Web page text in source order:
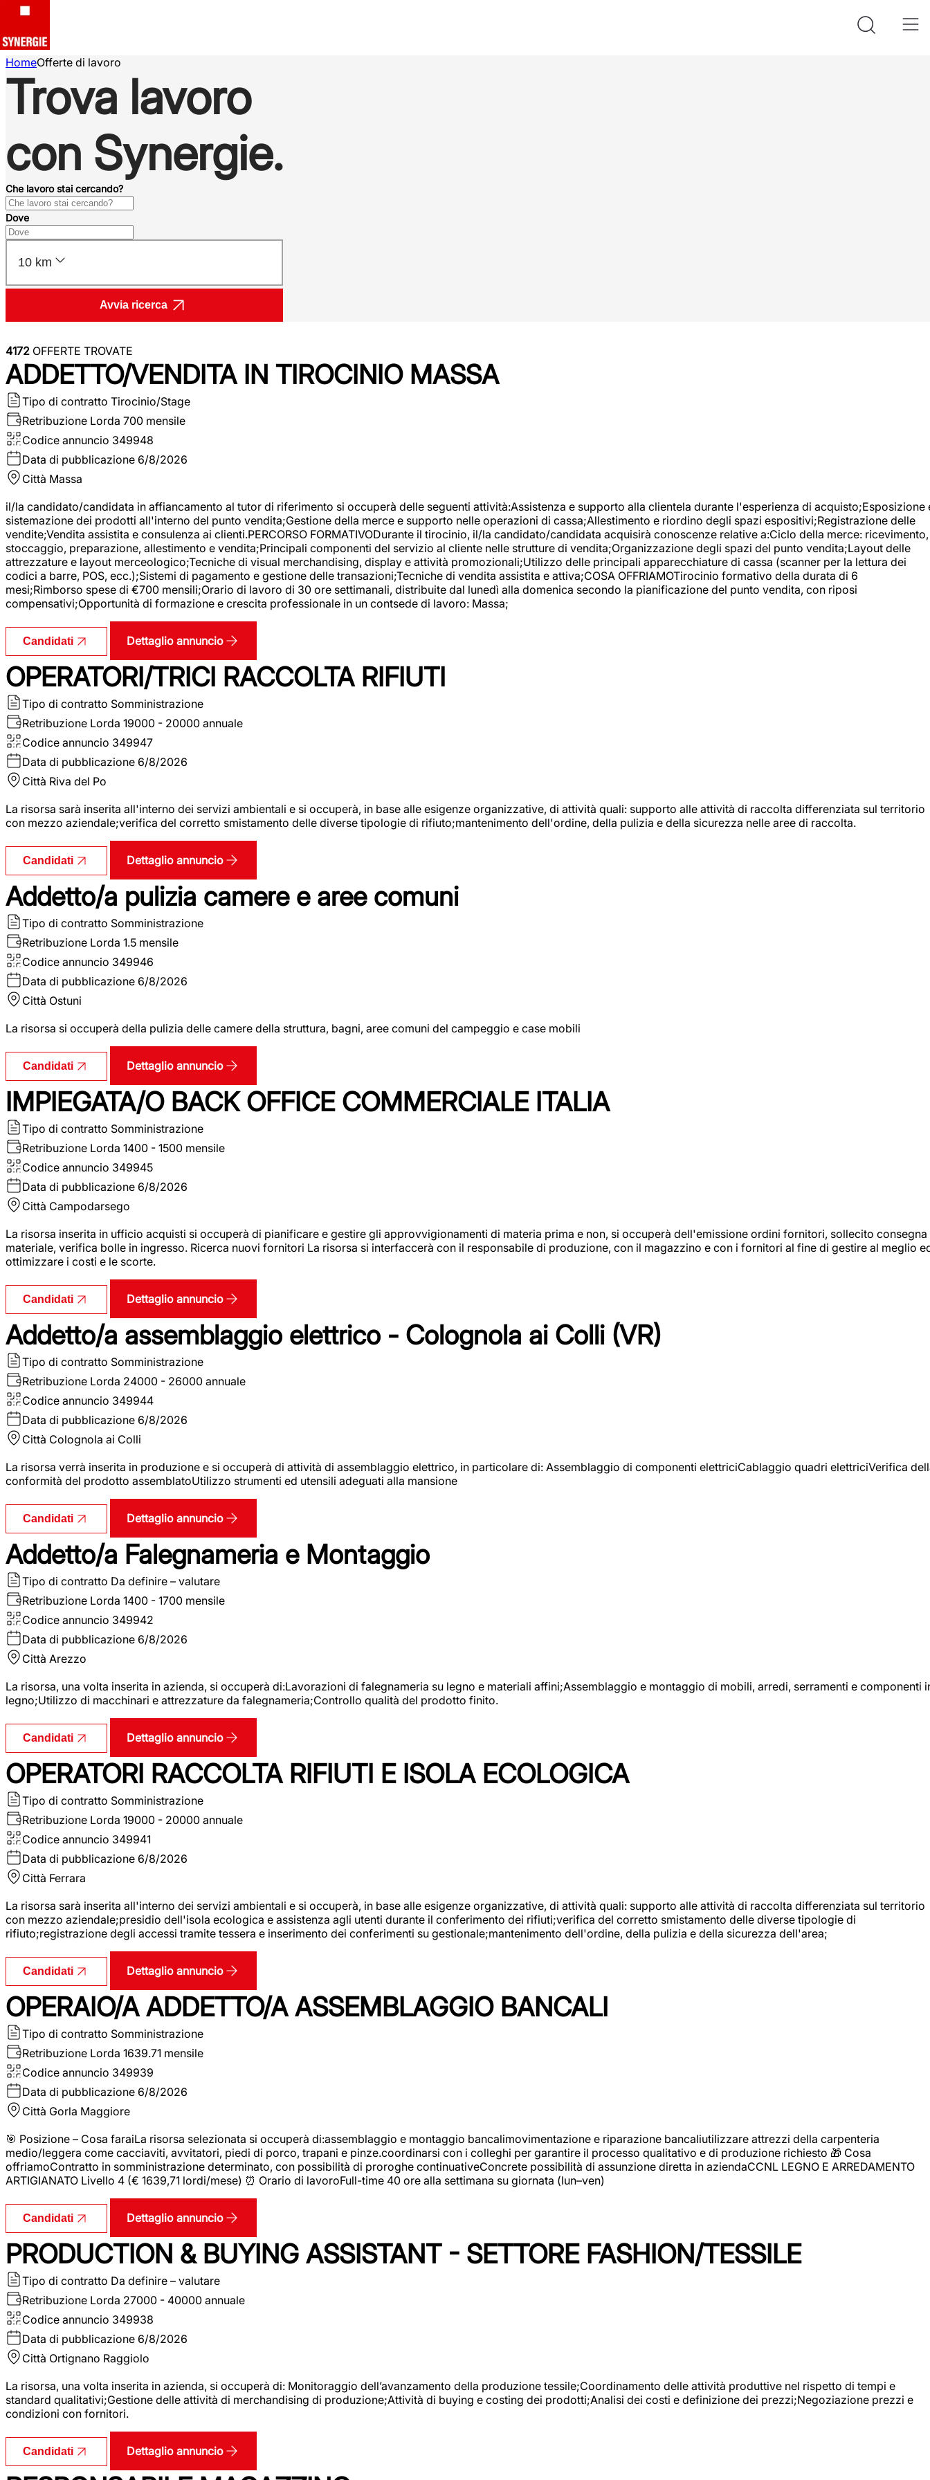
HomeOfferte di lavoro
Trova lavoro
con Synergie.
Che lavoro stai cercando?
Dove
10 km
Avvia ricerca
4172 OFFERTE TROVATE
ADDETTO/VENDITA IN TIROCINIO MASSA
Tipo di contratto Tirocinio/Stage
Retribuzione Lorda 700 mensile
Codice annuncio 349948
Data di pubblicazione 6/8/2026
Città Massa
il/la candidato/candidata in affiancamento al tutor di riferimento si occuperà delle seguenti attività:Assistenza e supporto alla clientela durante l'esperienza di acquisto;Esposizione
sistemazione dei prodotti all'interno del punto vendita;Gestione della merce e supporto nelle operazioni di cassa;Allestimento e riordino degli spazi espositivi;Registrazione delle
vendite;Vendita assistita e consulenza ai clienti.PERCORSO FORMATIVODurante il tirocinio, il/la candidato/candidata acquisirà conoscenze relative a:Ciclo della merce: ricevimento,
stoccaggio, preparazione, allestimento e vendita;Principali componenti del servizio al cliente nelle strutture di vendita;Organizzazione degli spazi del punto vendita;Layout delle
attrezzature e layout merceologico;Tecniche di visual merchandising, display e attività promozionali;Utilizzo delle principali apparecchiature di cassa (scanner per la lettura dei
codici a barre, POS, ecc.);Sistemi di pagamento e gestione delle transazioni;Tecniche di vendita assistita e attiva;COSA OFFRIAMOTirocinio formativo della durata di 6
mesi;Rimborso spese di €700 mensili;Orario di lavoro di 30 ore settimanali, distribuite dal lunedì alla domenica secondo la pianificazione del punto vendita, con riposi
compensativi;Opportunità di formazione e crescita professionale in un contsede di lavoro: Massa;
Candidati Dettaglio annuncio
OPERATORI/TRICI RACCOLTA RIFIUTI
Tipo di contratto Somministrazione
Retribuzione Lorda 19000 - 20000 annuale
Codice annuncio 349947
Data di pubblicazione 6/8/2026
Città Riva del Po
La risorsa sarà inserita all'interno dei servizi ambientali e si occuperà, in base alle esigenze organizzative, di attività quali: supporto alle attività di raccolta differenziata sul territorio
con mezzo aziendale;verifica del corretto smistamento delle diverse tipologie di rifiuto;mantenimento dell'ordine, della pulizia e della sicurezza nelle aree di raccolta.
Candidati Dettaglio annuncio
Addetto/a pulizia camere e aree comuni
Tipo di contratto Somministrazione
Retribuzione Lorda 1.5 mensile
Codice annuncio 349946
Data di pubblicazione 6/8/2026
Città Ostuni
La risorsa si occuperà della pulizia delle camere della struttura, bagni, aree comuni del campeggio e case mobili
Candidati Dettaglio annuncio
IMPIEGATA/O BACK OFFICE COMMERCIALE ITALIA
Tipo di contratto Somministrazione
Retribuzione Lorda 1400 - 1500 mensile
Codice annuncio 349945
Data di pubblicazione 6/8/2026
Città Campodarsego
La risorsa inserita in ufficio acquisti si occuperà di pianificare e gestire gli approvvigionamenti di materia prima e non, si occuperà dell'emissione ordini fornitori, sollecito consegna
materiale, verifica bolle in ingresso. Ricerca nuovi fornitori La risorsa si interfaccerà con il responsabile di produzione, con il magazzino e con i fornitori al fine di gestire al meglio
ottimizzare i costi e le scorte.
Candidati Dettaglio annuncio
Addetto/a assemblaggio elettrico - Colognola ai Colli (VR)
Tipo di contratto Somministrazione
Retribuzione Lorda 24000 - 26000 annuale
Codice annuncio 349944
Data di pubblicazione 6/8/2026
Città Colognola ai Colli
La risorsa verrà inserita in produzione e si occuperà di attività di assemblaggio elettrico, in particolare di: Assemblaggio di componenti elettriciCablaggio quadri elettriciVerifica
conformità del prodotto assemblatoUtilizzo strumenti ed utensili adeguati alla mansione
Candidati Dettaglio annuncio
Addetto/a Falegnameria e Montaggio
Tipo di contratto Da definire – valutare
Retribuzione Lorda 1400 - 1700 mensile
Codice annuncio 349942
Data di pubblicazione 6/8/2026
Città Arezzo
La risorsa, una volta inserita in azienda, si occuperà di:Lavorazioni di falegnameria su legno e materiali affini;Assemblaggio e montaggio di mobili, arredi, serramenti e componenti
legno;Utilizzo di macchinari e attrezzature da falegnameria;Controllo qualità del prodotto finito.
Candidati Dettaglio annuncio
OPERATORI RACCOLTA RIFIUTI E ISOLA ECOLOGICA
Tipo di contratto Somministrazione
Retribuzione Lorda 19000 - 20000 annuale
Codice annuncio 349941
Data di pubblicazione 6/8/2026
Città Ferrara
La risorsa sarà inserita all'interno dei servizi ambientali e si occuperà, in base alle esigenze organizzative, di attività quali: supporto alle attività di raccolta differenziata sul territorio
con mezzo aziendale;presidio dell'isola ecologica e assistenza agli utenti durante il conferimento dei rifiuti;verifica del corretto smistamento delle diverse tipologie di
rifiuto;registrazione degli accessi tramite tessera e inserimento dei conferimenti su gestionale;mantenimento dell'ordine, della pulizia e della sicurezza dell'area;
Candidati Dettaglio annuncio
OPERAIO/A ADDETTO/A ASSEMBLAGGIO BANCALI
Tipo di contratto Somministrazione
Retribuzione Lorda 1639.71 mensile
Codice annuncio 349939
Data di pubblicazione 6/8/2026
Città Gorla Maggiore
🎯 Posizione – Cosa faraiLa risorsa selezionata si occuperà di:assemblaggio e montaggio bancalimovimentazione e riparazione bancaliutilizzare attrezzi della carpenteria
medio/leggera come cacciaviti, avvitatori, piedi di porco, trapani e pinze.coordinarsi con i colleghi per garantire il processo qualitativo e di produzione richiesto 🎁 Cosa
offriamoContratto in somministrazione determinato, con possibilità di proroghe continuativeConcrete possibilità di assunzione diretta in aziendaCCNL LEGNO E ARREDAMENTO
ARTIGIANATO Livello 4 (€ 1639,71 lordi/mese) ⏰ Orario di lavoroFull-time 40 ore alla settimana su giornata (lun–ven)
Candidati Dettaglio annuncio
PRODUCTION & BUYING ASSISTANT - SETTORE FASHION/TESSILE
Tipo di contratto Da definire – valutare
Retribuzione Lorda 27000 - 40000 annuale
Codice annuncio 349938
Data di pubblicazione 6/8/2026
Città Ortignano Raggiolo
La risorsa, una volta inserita in azienda, si occuperà di: Monitoraggio dell’avanzamento della produzione tessile;Coordinamento delle attività produttive nel rispetto di tempi e
standard qualitativi;Gestione delle attività di merchandising di produzione;Attività di buying e costing dei prodotti;Analisi dei costi e definizione dei prezzi;Negoziazione prezzi e
condizioni con fornitori.
Candidati Dettaglio annuncio